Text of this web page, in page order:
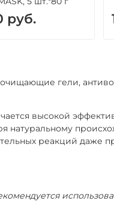
руб.
гели,
высокой
натуральному
реакций даже